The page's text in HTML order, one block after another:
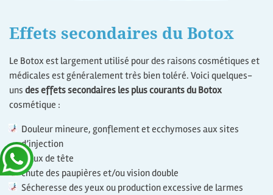
Effets secondaires du Botox
Le Botox est largement utilisé pour des raisons cosmétiques et
médicales est généralement très bien toléré. Voici quelques-
uns des effets secondaires les plus courants du Botox
cosmétique :
Douleur mineure, gonflement et ecchymoses aux sites
d’injection
Maux de tête
chute des paupières et/ou vision double
Sécheresse des yeux ou production excessive de larmes